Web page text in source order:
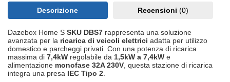
Descrizione Recensioni (0)
Dazebox Home S SKU DBS7 rappresenta una soluzione
avanzata per la ricarica di veicoli elettrici adatta per utilizzo
domestico e parcheggi privati. Con una potenza di ricarica
massima di 7,4kW regolabile da 1,5kW a 7,4kW e
alimentazione monofase 32A 230V , questa stazione di ricarica
integra una presa IEC Tipo 2